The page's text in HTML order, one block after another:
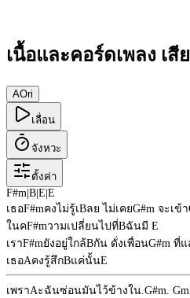
เนื้อและคอร์ดเพลง เสี
AOri
เลื่อน
จังหวะ
ตั้งค่า
F#m B E E
เธอF#mคงไม่รู้เBลย ไม่เคยG#m จะเข้า
ในคF#mวามเปลี่ยนไปที่Bฉันมี E
เราF#mยังอยู่ใกล้Bกัน ดั่งเพื่อนG#m ที่แ
เธอAคงรู้สึกBแค่นั้นE
เพราAะฉันซ่อนมันไว้ข้างใน.G#m. Gm